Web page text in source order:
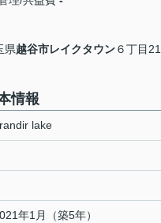
県越谷市レイクタウン６丁目
情報
lake
年1月（築5年）